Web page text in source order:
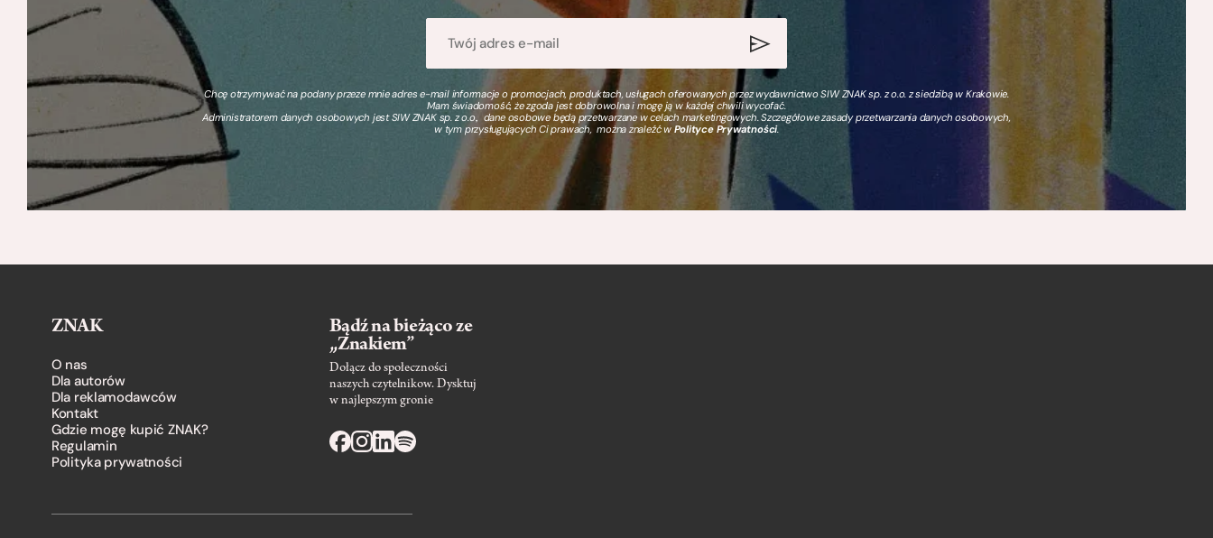
Chcę otrzymywać na podany przeze mnie adres e-mail informacje o promocjach, produktach, usługach oferowanych przez wydawnictwo SIW ZNAK sp. z o.o. z siedzibą w Krakowie.
Mam świadomość, że zgoda jest dobrowolna i mogę ją w każdej chwili wycofać.
Administratorem danych osobowych jest SIW ZNAK sp. z o.o., dane osobowe będą przetwarzane w celach marketingowych. Szczegółowe zasady przetwarzania danych osobowych,
w tym przysługujących Ci prawach, można znaleźć wPolityce Prywatności.
ZNAK
O nas
Dla autorów
Dla reklamodawców
Kontakt
Gdzie mogę kupić ZNAK?
Regulamin
Polityka prywatności
Bądź na bieżąco ze
„Znakiem”
Dołącz do społeczności
naszych czytelnikow. Dysktuj
w najlepszym gronie